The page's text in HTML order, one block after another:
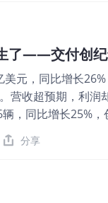
前制定的），目
万桶。尽管库
析师表示，WTI原
盘价跌破91美元
”显得尤为重要
描、摸清你账户
，无意作为（也
了——交付创
美元，同比增长
营收超预期，利
，同比增长25%
球库存天数也从
实有改善。 问题
4.39亿美元降至
分享